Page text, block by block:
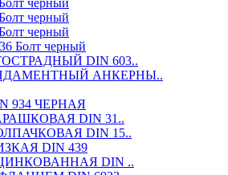
черный
черный
черный
Болт черный
DIN 603..
АНКЕРНЫ..
934 ЧЕРНАЯ
DIN 31..
DIN 15..
DIN 439
DIN ..